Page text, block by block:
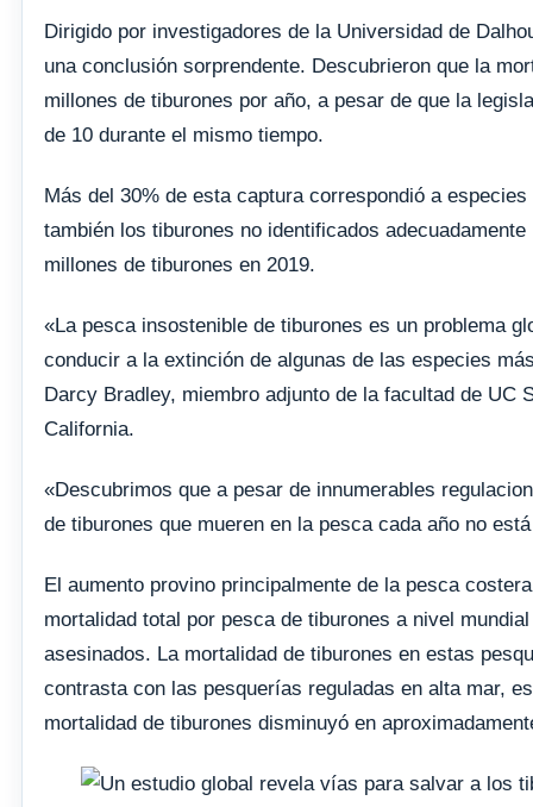
Dirigido por investigadores de la Universidad de
una conclusión sorprendente. Descubrieron que la
millones de tiburones por año, a pesar de que la
de 10 durante el mismo tiempo.
Más del 30% de esta captura correspondió a
también los tiburones no identificados
millones de tiburones en 2019.
«La pesca insostenible de tiburones es un problema
conducir a la extinción de algunas de las especies
Darcy Bradley, miembro adjunto de la facultad de
California.
«Descubrimos que a pesar de innumerables
de tiburones que mueren en la pesca cada año no
El aumento provino principalmente de la pesca
mortalidad total por pesca de tiburones a nivel
asesinados. La mortalidad de tiburones en estas
contrasta con las pesquerías reguladas en alta mar,
mortalidad de tiburones disminuyó en